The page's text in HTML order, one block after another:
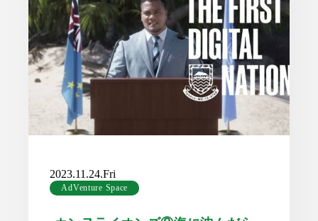
2023.11.24.Fri
AdVenture Space